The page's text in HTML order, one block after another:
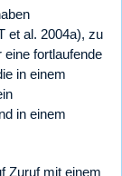
et al. 2004a), zu
fortlaufende
in einem
in einem
Zuruf mit einem